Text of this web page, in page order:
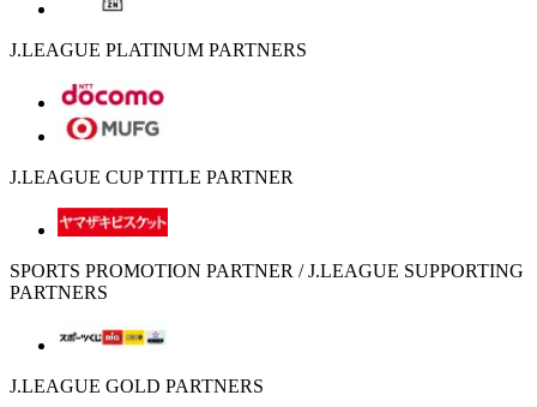
J.LEAGUE PLATINUM PARTNERS
J.LEAGUE CUP TITLE PARTNER
SPORTS PROMOTION PARTNER / J.LEAGUE SUPPORTING
PARTNERS
J.LEAGUE GOLD PARTNERS